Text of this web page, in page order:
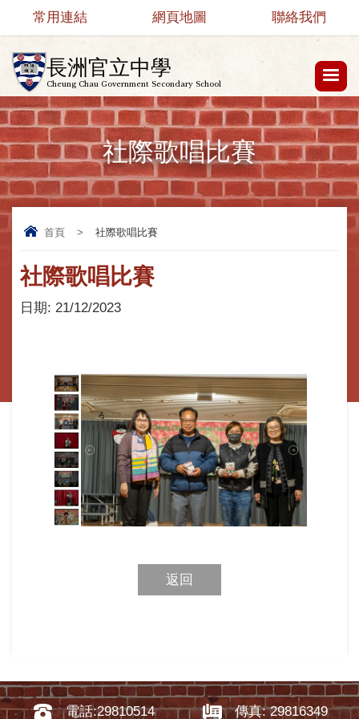
長洲官立中學
Cheung Chau Government Secondary School
常用連結 網頁地圖 聯絡我們
社際歌唱比賽
首頁 > 社際歌唱比賽
社際歌唱比賽
日期: 21/12/2023
返回
電話:29810514 傳真: 29816349